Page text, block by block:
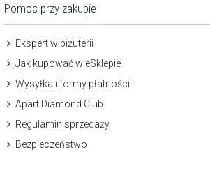
Pomoc przy zakupie
Ekspert w biżuterii
Jak kupować w eSklepie
Wysyłka i formy płatności
Apart Diamond Club
Regulamin sprzedaży
Bezpieczeństwo